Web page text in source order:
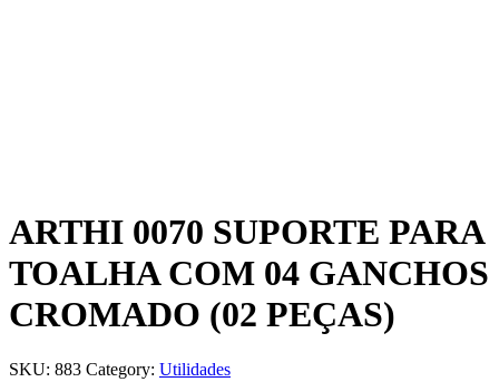
ARTHI 0070 SUPORTE PARA
TOALHA COM 04 GANCHOS
CROMADO (02 PEÇAS)
SKU: 883 Category: Utilidades